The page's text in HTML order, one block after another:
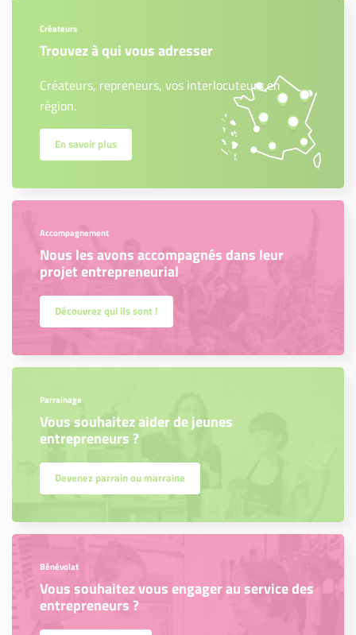
Créateurs
Trouvez à qui vous adresser
Créateurs, repreneurs, vos interlocuteurs en
région.
En savoir plus
Accompagnement
Nous les avons accompagnés dans leur
projet entrepreneurial
Découvrez qui ils sont !
Parrainage
Vous souhaitez aider de jeunes
entrepreneurs ?
Devenez parrain ou marraine
Bénévolat
Vous souhaitez vous engager au service des
entrepreneurs ?